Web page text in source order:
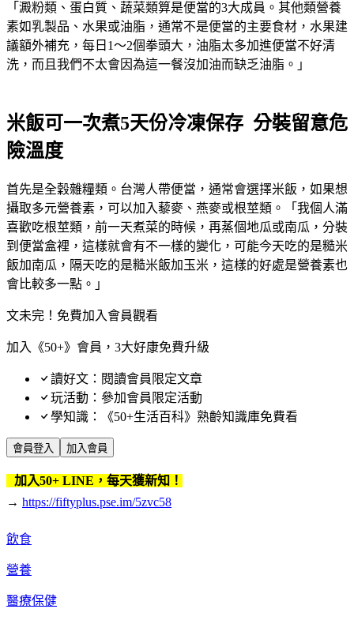
「澱粉類、蛋白質、蔬菜類算是便當的3大成員。其他類營養
素如乳製品、水果或油脂，通常不是便當的主要食材，水果建
議額外補充，每日1～2個拳頭大，油脂太多加進便當不好清
洗，而且我們不太會因為這一餐沒加油而缺乏油脂。」
米飯可一次煮5天份冷凍保存 分裝留意危
險溫度
首先是全穀雜糧類。台灣人帶便當，通常會選擇米飯，如果想
攝取多元營養素，可以加入藜麥、燕麥或根莖類。「我個人滿
喜歡吃根莖類，前一天煮菜的時候，再蒸個地瓜或南瓜，分裝
到便當盒裡，這樣就會有不一樣的變化，可能今天吃的是糙米
飯加南瓜，隔天吃的是糙米飯加玉米，這樣的好處是營養素也
會比較多一點。」
文未完！免費加入會員觀看
加入《50+》會員，3大好康免費升級
讀好文：閱讀會員限定文章
玩活動：參加會員限定活動
學知識：《50+生活百科》熟齡知識庫免費看
會員登入 加入會員
加入50+ LINE，每天獲新知！
→ https://fiftyplus.pse.im/5zvc58
飲食
營養
醫療保健